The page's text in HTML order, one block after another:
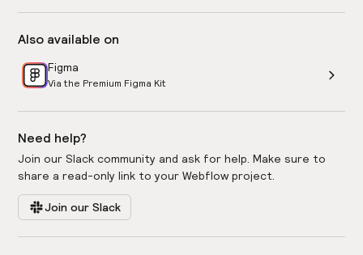
Also available on
Figma
Via the Premium Figma Kit
Need help?
Join our Slack community and ask for help. Make sure to
share a read-only link to your Webflow project.
Join our Slack